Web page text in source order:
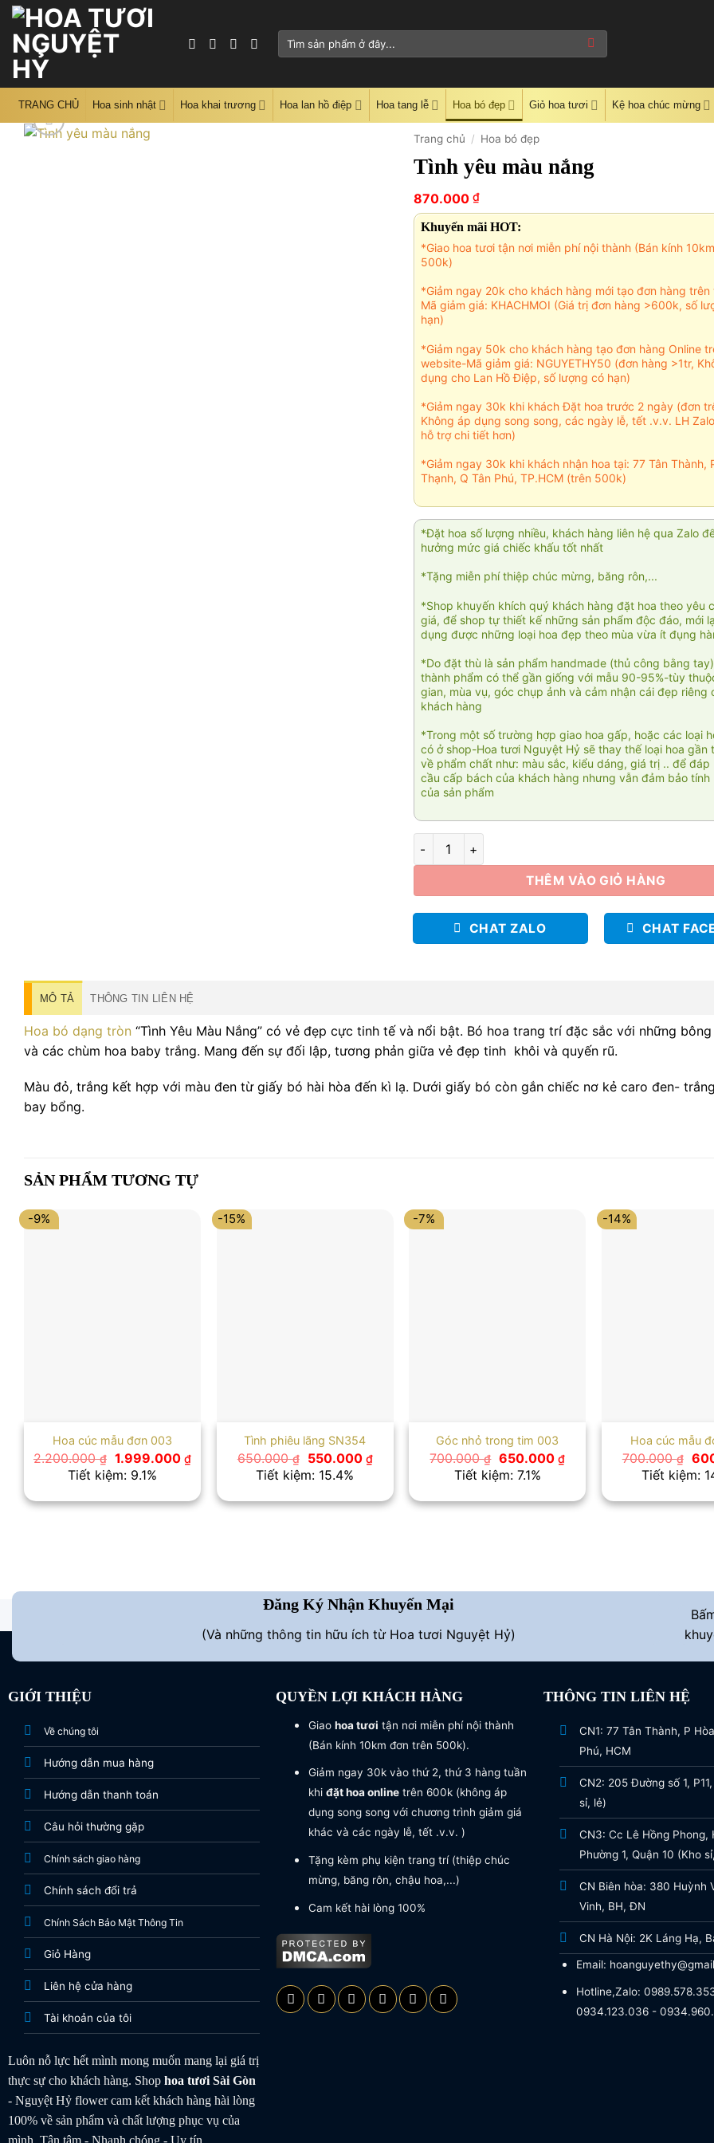
Skip
content
Tìm
TRANG CHỦ Hoa sinh nhật Hoa khai trương Hoa lan hồ điệp Hoa tang lễ Hoa bó đẹp Giỏ hoa tươi Kệ hoa chúc mừng
Trang chủ / Hoa bó đẹp
Tình yêu màu nắng
870.000 ₫
Khuyến mãi HOT:
*Giao hoa tươi tận nơi miễn phí nội thành (Bán kính
500k)
*Giảm ngay 20k cho khách hàng mới tạo đơn hàng trên
Mã giảm giá: KHACHMOI (Giá trị đơn hàng >600k, số
hạn)
*Giảm ngay 50k cho khách hàng tạo đơn hàng Online
website-Mã giảm giá: NGUYETHY50 (đơn hàng >1tr,
dụng cho Lan Hồ Điệp, số lượng có hạn)
*Giảm ngay 30k khi khách Đặt hoa trước 2 ngày (đơn
Không áp dụng song song, các ngày lễ, tết .v.v. LH
hỗ trợ chi tiết hơn)
*Giảm ngay 30k khi khách nhận hoa tại: 77 Tân Thành,
Thạnh, Q Tân Phú, TP.HCM (trên 500k)
*Đặt hoa số lượng nhiều, khách hàng liên hệ qua Zalo
hưởng mức giá chiếc khấu tốt nhất
*Tặng miễn phí thiệp chúc mừng, băng rôn,...
*Shop khuyến khích quý khách hàng đặt hoa theo yêu
giá, để shop tự thiết kế những sản phẩm độc đáo, mới
dụng được những loại hoa đẹp theo mùa vừa ít đụng
*Do đặt thù là sản phẩm handmade (thủ công bằng
thành phẩm có thể gần giống với mẫu 90-95%-tùy
gian, mùa vụ, góc chụp ảnh và cảm nhận cái đẹp riêng
khách hàng
*Trong một số trường hợp giao hoa gấp, hoặc các loại
có ở shop-Hoa tươi Nguyệt Hỷ sẽ thay thế loại hoa gần
về phẩm chất như: màu sắc, kiểu dáng, giá trị .. để đáp
cầu cấp bách của khách hàng nhưng vẫn đảm bảo tính
của sản phẩm
Tình yêu màu nắng số lượng
THÊM VÀO GIỎ HÀNG
CHAT ZALO CHAT
MÔ TẢ THÔNG TIN LIÊN HỆ
Hoa bó dạng tròn “Tình Yêu Màu Nắng” có vẻ đẹp cực tinh tế và nổi bật. Bó hoa trang trí đặc sắc với những
và các chùm hoa baby trắng. Mang đến sự đối lập, tương phản giữa vẻ đẹp tinh khôi và quyến rũ.
Màu đỏ, trắng kết hợp với màu đen từ giấy bó hài hòa đến kì lạ. Dưới giấy bó còn gắn chiếc nơ kẻ caro đen-
bay bổng.
SẢN PHẨM TƯƠNG TỰ
-9%
Hoa cúc mẫu đơn 003
2.200.000₫ Giá
gốc
là:
1.999.000 ₫Giá
hiện
là:
1.999.000 ₫.
Tiết kiệm: 9.1%
-15%
Tình phiêu lãng SN354
650.000₫
Giá
gốc
là:
550.000 ₫Giá
hiện
550.000 ₫.
Tiết kiệm: 15.4%
-7%
Góc nhỏ trong tim 003
700.000₫ Giá
gốc
là:
650.000₫Giá
650.000 ₫.
Tiết kiệm: 7.1%
-14%
Hoa cúc mẫu
700.000₫
Giá
gốc
là:
Tiết kiệm:
Đăng Ký Nhận Khuyến Mại
(Và những thông tin hữu ích từ Hoa tươi Nguyệt Hỷ)
GIỚI THIỆU
Về chúng tôi
Hướng dẫn mua hàng
Hướng dẫn thanh toán
Câu hỏi thường gặp
Chính sách giao hàng
Chính sách đổi trả
Chính Sách Bảo Mật Thông Tin
Giỏ Hàng
Liên hệ cửa hàng
Tài khoản của tôi
Luôn nỗ lực hết mình mong muốn mang lại giá trị
thực sự cho khách hàng. Shop hoa tươiSài Gòn
- Nguyệt Hỷ flower cam kết khách hàng hài lòng
100% về sản phẩm và chất lượng phục vụ của
mình. Tận tâm - Nhanh chóng - Uy tín.
QUYỀN LỢI KHÁCH HÀNG
Giao hoa tươi tận nơi miễn phí nội thành
(Bán kính 10km đơn trên 500k).
Giảm ngay 30k vào thứ 2, thứ 3 hàng tuần
khi đặt hoa onlinetrên 600k (không áp
dụng song song với chương trình giảm giá
khác và các ngày lễ, tết .v.v. )
Tặng kèm phụ kiện trang trí (thiệp chúc
mừng, băng rôn, chậu hoa,...)
Cam kết hài lòng 100%
THÔNG TIN LIÊN HỆ
CN1: 77 Tân Thành, P
Phú, HCM
CN2: 205 Đường số 1,
sỉ, lẻ)
CN3: Cc Lê Hồng Phong,
Phường 1, Quận 10 (Kho
CN Biên hòa: 380 Huỳnh
Vinh, BH, ĐN
CN Hà Nội: 2K Láng Hạ,
Email:
Hotline,Zalo:
0934.123.036 -